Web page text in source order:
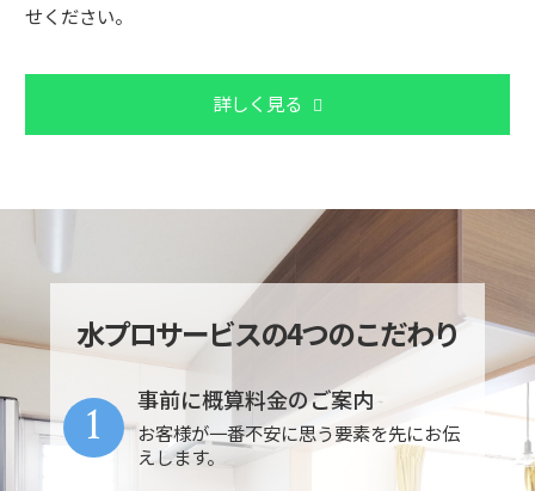
せください。
詳しく見る
水プロサービスの4つのこだわり
事前に概算料金のご案内
お客様が一番不安に思う要素を先にお伝
えします。
1